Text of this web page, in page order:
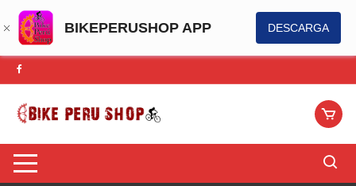
BIKEPERUSHOP APP DESCARGA
Saltar
al
contenido